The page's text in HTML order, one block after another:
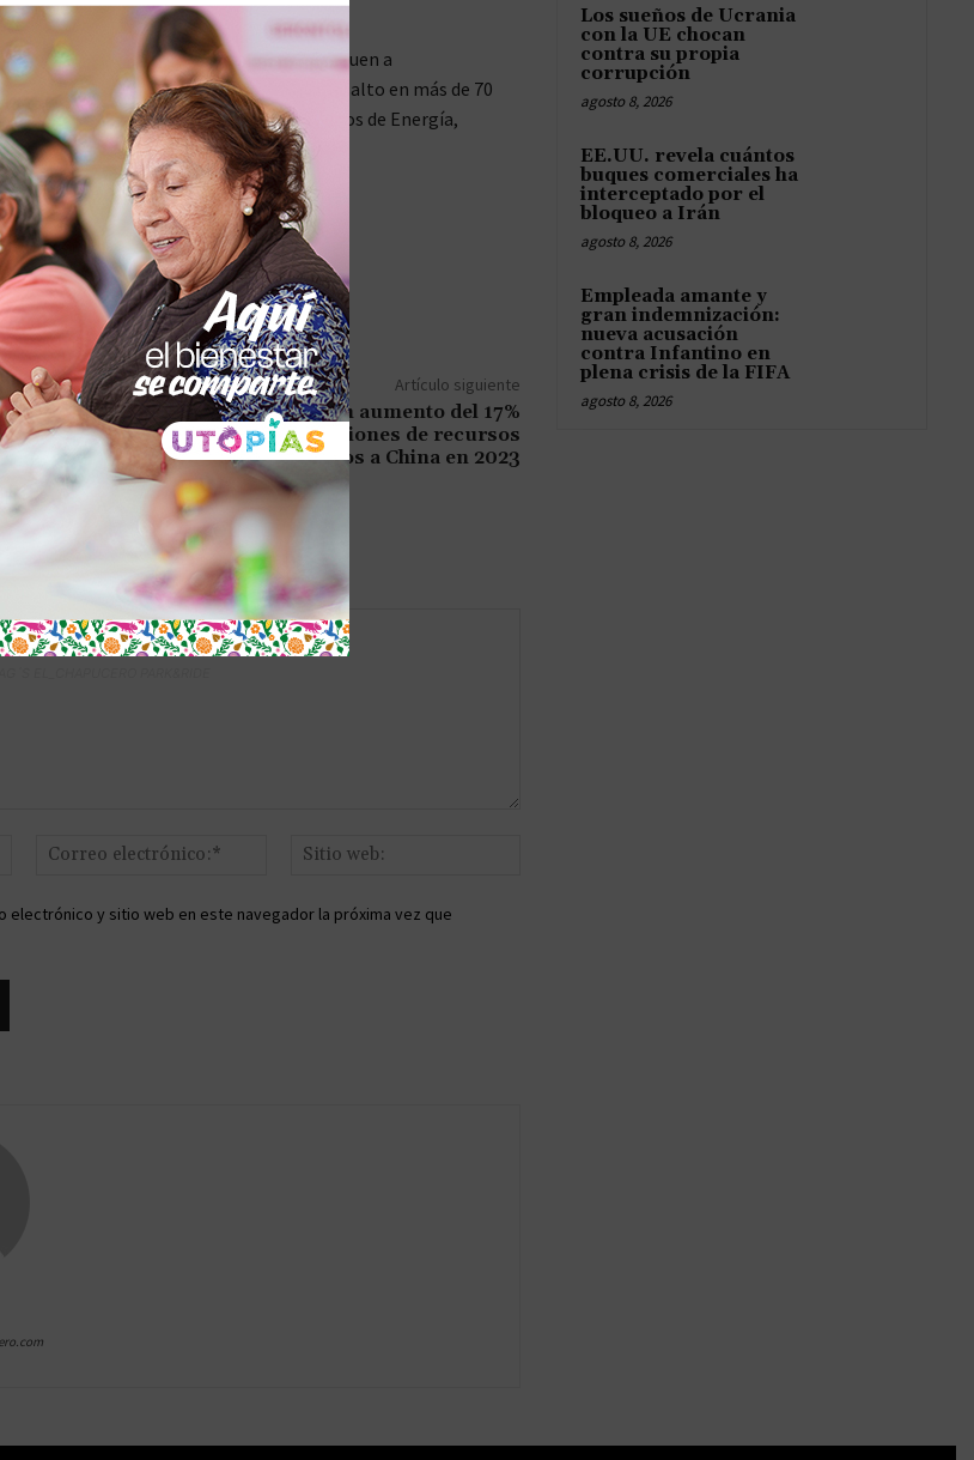
casi el 140% del PIB.
también aumentarán y se espera que lleguen a
del PIB, marcando el nivel sostenido más alto en más de 70
presupuesto combinado de los ministerios de Energía,
REINO UNIDO
para
a
Artículo siguiente
Rusia registra un aumento del 17%
en las exportaciones de recursos
energéticos a China en 2023
Nombre:*
Correo
electrónico y sitio web en este navegador la próxima vez que
Los sueños de Ucrania
con la UE chocan
contra su propia
corrupción
agosto 8, 2026
EE.UU. revela cuántos
buques comerciales ha
interceptado por el
bloqueo a Irán
agosto 8, 2026
Empleada amante y
gran indemnización:
nueva acusación
contra Infantino en
plena crisis de la FIFA
agosto 8, 2026